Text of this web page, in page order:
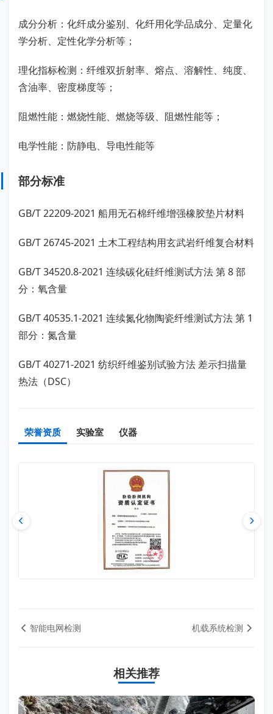
成分分析：化纤成分鉴别、化纤用化学品成分、定量化
学分析、定性化学分析等；
理化指标检测：纤维双折射率、熔点、溶解性、纯度、
含油率、密度梯度等；
阻燃性能：燃烧性能、燃烧等级、阻燃性能等；
电学性能：防静电、导电性能等
部分标准
GB/T 22209-2021 船用无石棉纤维增强橡胶垫片材料
GB/T 26745-2021 土木工程结构用玄武岩纤维复合材料
GB/T 34520.8-2021 连续碳化硅纤维测试方法 第 8 部
分：氧含量
GB/T 40535.1-2021 连续氮化物陶瓷纤维测试方法 第 1
部分：氮含量
GB/T 40271-2021 纺织纤维鉴别试验方法 差示扫描量
热法（DSC）
荣誉资质 实验室 仪器
智能电网检测 机载系统检测
相关推荐